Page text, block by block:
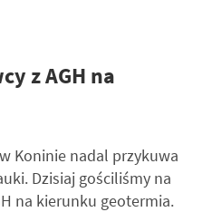
z AGH na
Koninie nadal przykuwa
Dzisiaj gościliśmy na
na kierunku geotermia.